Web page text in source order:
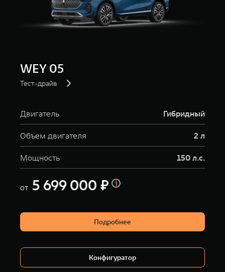
WEY 05
Тест-драйв
Двигатель Гибридный
Объем двигателя 2 л
Мощность 150 л.с.
от 5 699 000 ₽
Подробнее
Конфигуратор